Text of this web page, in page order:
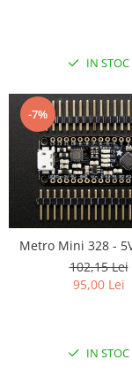
IN STOC
-7%
Metro Mini 328 -
102,15 Lei
95,00 Lei
IN STOC